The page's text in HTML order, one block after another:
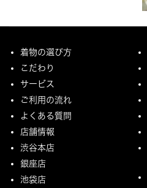
着物の選び方
こだわり
サービス
ご利用の流れ
よくある質問
店舗情報
渋谷本店
銀座店
池袋店